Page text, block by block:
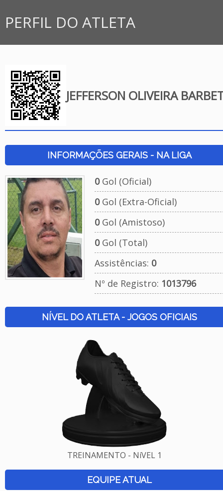
PERFIL DO ATLETA
JEFFERSON OLIVEIRA
INFORMAÇÕES GERAIS - NA LIGA
0Gol (Oficial)
0Gol (Extra-Oficial)
0Gol (Amistoso)
0Gol (Total)
Assistências: 0
Nº de Registro: 1013796
NÍVEL DO ATLETA - JOGOS OFICIAIS
TREINAMENTO - NíVEL 1
EQUIPE ATUAL